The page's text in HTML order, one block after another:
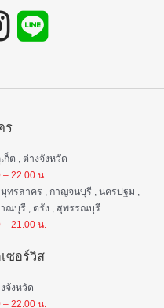
ร
ก็ต , ต่างจังหวัด
– 22.00 น.
ทรสาคร , กาญจนบุรี , นครปฐม ,
ณบุรี , ตรัง , สุพรรณบุรี
– 21.00 น.
ซอร์วิส
จังหวัด
– 22.00 น.